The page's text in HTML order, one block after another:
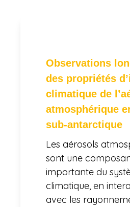
Observations
des propriétés
climatique de
atmosphérique
sub-antarctique
Les aérosols
sont une
importante du
climatique, en
avec les